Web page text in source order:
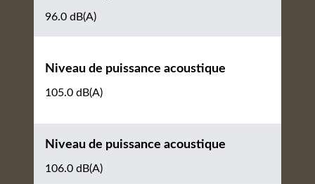
96.0 dB(A)
Niveau de puissance acoustique
105.0 dB(A)
Niveau de puissance acoustique
106.0 dB(A)